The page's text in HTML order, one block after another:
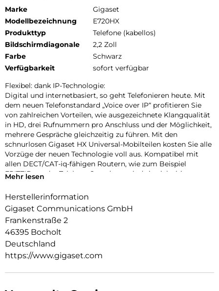
Marke
Gigaset
Modellbezeichnung
E720HX
Produkttyp
Telefone (kabellos)
Bildschirmdiagonale
2,2 Zoll
Farbe
Schwarz
Verfügbarkeit
sofort verfügbar
Flexibel: dank IP-Technologie:
Digital und internetbasiert, so geht Telefonieren heute. Mit
dem neuen Telefonstandard „Voice over IP“ profitieren Sie
von zahlreichen Vorteilen, wie ausgezeichnete Klangqualität
in HD, drei Rufnummern pro Anschluss und der Möglichkeit,
mehrere Gespräche gleichzeitig zu führen. Mit den
schnurlosen Gigaset HX Universal-Mobilteilen kosten Sie alle
Vorzüge der neuen Technologie voll aus. Kompatibel mit
allen DECT/CAT-iq-fähigen Routern, wie zum Beispiel
FRITZ!Box oder Telekom Speedport, sind sie vielseitig
erhalten.
Sicher: der Anrufschutz, der mehr kann:
Viel mehr als eine herkömmliche Rufnummern-Sperrliste
(Blacklist): Beim Gigaset E720HX können Sie bestimmen,
dass das Display bei bekannten Anrufern grün leuchtet – so
werden vertrauenswürdige Personen auf einen Blick
erkennbar. Dafür tragen Sie diese Personen einfach im
Mehr lesen
Herstellerinformation
Gigaset Communications GmbH
Frankenstraße 2
46395 Bocholt
Deutschland
https://www.gigaset.com